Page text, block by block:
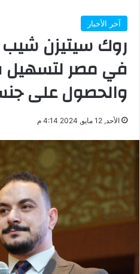
آخر الأخبار
روك سيتيزن شيب
في مصر لتسهيل
والحصول على
الأحد, 12 مايو, 2024 4:14 م